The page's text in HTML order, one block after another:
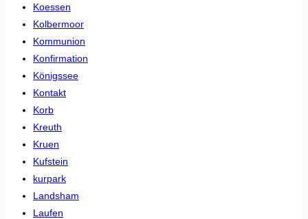
Koessen
Kolbermoor
Kommunion
Konfirmation
Königssee
Kontakt
Korb
Kreuth
Kruen
Kufstein
kurpark
Landsham
Laufen